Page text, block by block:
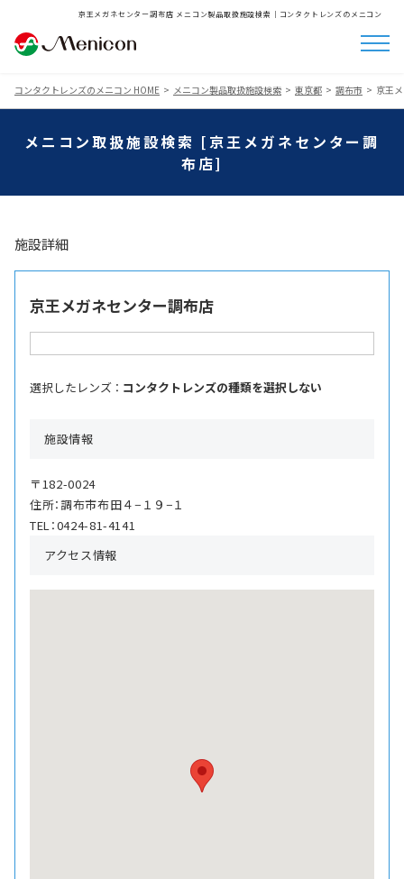
京王メガネセンター調布店 メニコン製品取扱施設検索│コンタクトレンズのメニコン
コンタクトレンズのメニコン HOME メニコン製品取扱施設検索 東京都 調布市 京王
メニコン取扱施設検索 [京王メガネセンター調
布店]
施設詳細
京王メガネセンター調布店
選択したレンズ ： コンタクトレンズの種類を選択しない
施設情報
〒182-0024
住所：調布市布田４−１９−１
TEL：0424-81-4141
アクセス情報